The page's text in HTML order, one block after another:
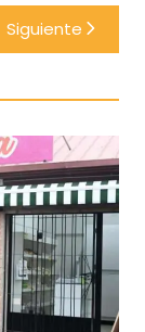
Siguiente